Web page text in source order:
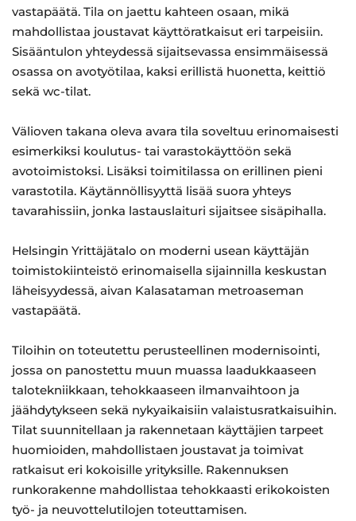
vastapäätä. Tila on jaettu kahteen osaan, mikä
mahdollistaa joustavat käyttöratkaisut eri tarpeisiin.
Sisääntulon yhteydessä sijaitsevassa ensimmäisessä
osassa on avotyötilaa, kaksi erillistä huonetta, keittiö
sekä wc-tilat.
Välioven takana oleva avara tila soveltuu erinomaisesti
esimerkiksi koulutus- tai varastokäyttöön sekä
avotoimistoksi. Lisäksi toimitilassa on erillinen pieni
varastotila. Käytännöllisyyttä lisää suora yhteys
tavarahissiin, jonka lastauslaituri sijaitsee sisäpihalla.
Helsingin Yrittäjätalo on moderni usean käyttäjän
toimistokiinteistö erinomaisella sijainnilla keskustan
läheisyydessä, aivan Kalasataman metroaseman
vastapäätä.
Tiloihin on toteutettu perusteellinen modernisointi,
jossa on panostettu muun muassa laadukkaaseen
talotekniikkaan, tehokkaaseen ilmanvaihtoon ja
jäähdytykseen sekä nykyaikaisiin valaistusratkaisuihin.
Tilat suunnitellaan ja rakennetaan käyttäjien tarpeet
huomioiden, mahdollistaen joustavat ja toimivat
ratkaisut eri kokoisille yrityksille. Rakennuksen
runkorakenne mahdollistaa tehokkaasti erikokoisten
työ- ja neuvottelutilojen toteuttamisen.